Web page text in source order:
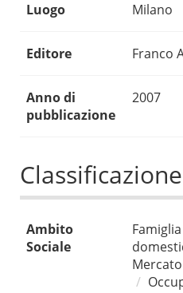
Luogo Milano
Editore Franco
Anno di
pubblicazione
2007
Classificazione
Ambito
Sociale
Famiglia